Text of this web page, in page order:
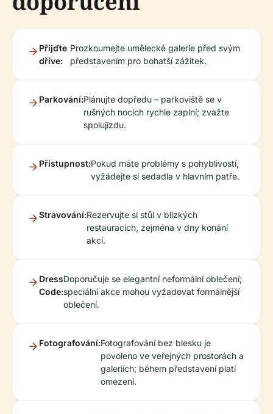
Přijďte
dříve:
Prozkoumejte umělecké galerie před svým
představením pro bohatší zážitek.
Parkování:Plánujte dopředu – parkoviště se v
rušných nocích rychle zaplní; zvažte
spolujízdu.
Přístupnost:Pokud máte problémy s pohyblivostí,
vyžádejte si sedadla v hlavním patře.
Stravování:Rezervujte si stůl v blízkých
restauracích, zejména v dny konání
akcí.
Dress
Code:
Doporučuje se elegantní neformální oblečení;
speciální akce mohou vyžadovat formálnější
oblečení.
Fotografování:Fotografování bez blesku je
povoleno ve veřejných prostorách a
galeriích; během představení platí
omezení.